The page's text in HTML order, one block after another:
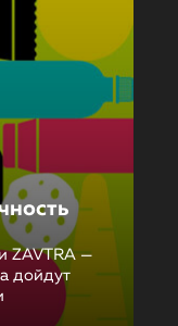
ZAVTRA —
дойдут